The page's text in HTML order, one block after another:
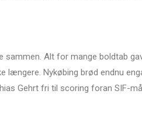
Alt for mange boldtab
længere. Nykøbing brød endnu
Gehrt fri til scoring foran SIF-